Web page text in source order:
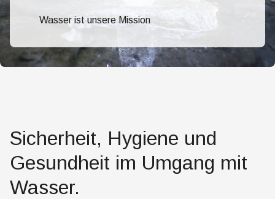
Wasser ist unsere Mission
Sicherheit, Hygiene und
Gesundheit im Umgang mit
Wasser.